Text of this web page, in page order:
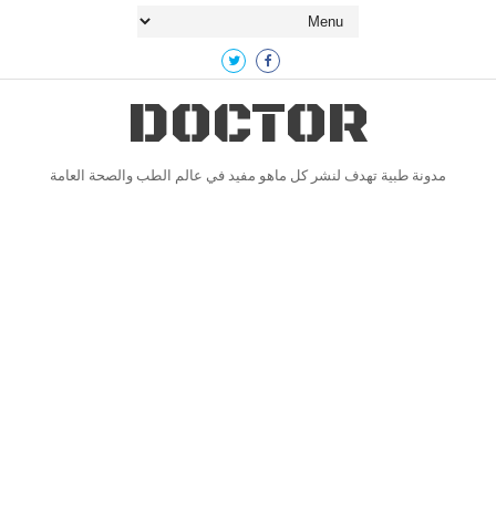
DOCTOR
مدونة طبية تهدف لنشر كل ماهو مفيد في عالم الطب والصحة العامة